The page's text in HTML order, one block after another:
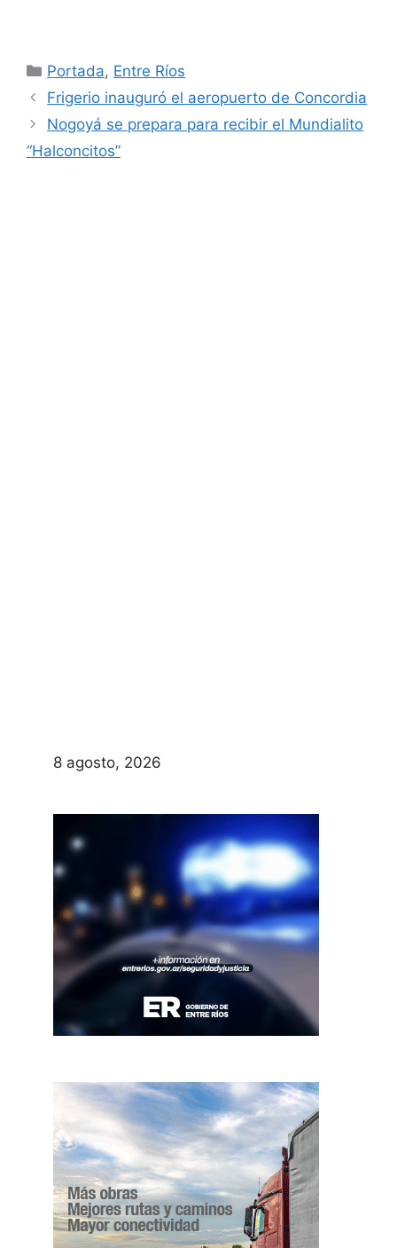
Categorías
Portada, Entre Ríos
Frigerio inauguró el aeropuerto de Concordia
Nogoyá se prepara para recibir el Mundialito
“Halconcitos”
8 agosto, 2026